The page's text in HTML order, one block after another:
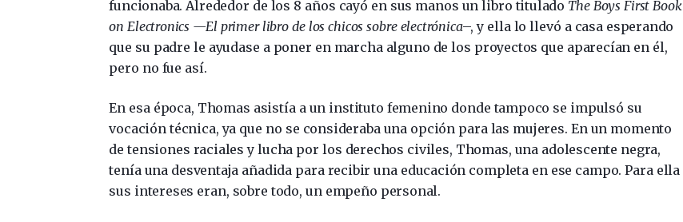
funcionaba. Alrededor de los 8 años cayó en sus manos un libro titulado The Boys First Book
on Electronics —El primer libro de los chicos sobre electrónica–, y ella lo llevó a casa esperando
que su padre le ayudase a poner en marcha alguno de los proyectos que aparecían en él,
pero no fue así.
En esa época, Thomas asistía a un instituto femenino donde tampoco se impulsó su
vocación técnica, ya que no se consideraba una opción para las mujeres. En un momento
de tensiones raciales y lucha por los derechos civiles, Thomas, una adolescente negra,
tenía una desventaja añadida para recibir una educación completa en ese campo. Para ella
sus intereses eran, sobre todo, un empeño personal.